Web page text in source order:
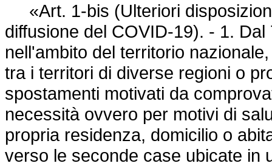
«Art. 1-bis (Ulteriori
diffusione del COVID-19). - 1.
nell'ambito del territorio
tra i territori di diverse regioni o
spostamenti motivati da
necessità ovvero per motivi di
propria residenza, domicilio o
verso le seconde case ubicate in